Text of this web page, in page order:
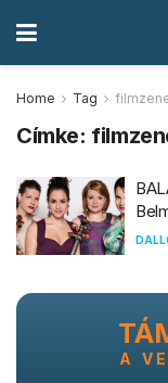
Home Tag
Címke:
A